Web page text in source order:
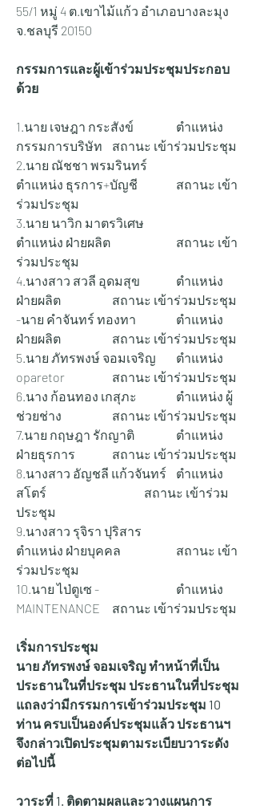
55/1 หมู่ 4 ต.เขาไม้แก้ว อำเภอบางละมุง
จ.ชลบุรี 20150
กรรมการและผู้เข้าร่วมประชุมประกอบ
ด้วย
1.นาย เจษฎา กระสังข์ 		ตำแหน่ง
กรรมการบริษัท 	สถานะ เข้าร่วมประชุม
2.นาย ณัชชา พรมรินทร์
ตำแหน่ง ธุรการ+บัญชี 		สถานะ เข้า
ร่วมประชุม
3.นาย นาวิก มาตรวิเศษ
ตำแหน่ง ฝ่ายผลิต 		สถานะ เข้า
ร่วมประชุม
4.นางสาว สวลี อุดมสุข 		ตำแหน่ง
ฝ่ายผลิต 		สถานะ เข้าร่วมประชุม
-นาย คำจันทร์ ทองทา 		ตำแหน่ง
ฝ่ายผลิต 		สถานะ เข้าร่วมประชุม
5.นาย ภัทรพงษ์ จอมเจริญ 	ตำแหน่ง
oparetor 		สถานะ เข้าร่วมประชุม
6.นาง ก้อนทอง เกสุภะ 		ตำแหน่ง ผู้
ช่วยช่าง 		สถานะ เข้าร่วมประชุม
7.นาย กฤษฎา รักญาติ 		ตำแหน่ง
ฝ่ายธุรการ 		สถานะ เข้าร่วมประชุม
8.นางสาว อัญชลี แก้วจันทร์ 	ตำแหน่ง
สโตร์ 			สถานะ เข้าร่วม
ประชุม
9.นางสาว รุจิรา ปุริสาร
ตำแหน่ง ฝ่ายบุคคล 		สถานะ เข้า
ร่วมประชุม
10.นาย ไป่ตูเซ - 			ตำแหน่ง
MAINTENANCE 	สถานะ เข้าร่วมประชุม
เริ่มการประชุม
นาย ภัทรพงษ์ จอมเจริญ ทำหน้าที่เป็น
ประธานในที่ประชุม ประธานในที่ประชุม
แถลงว่ามีกรรมการเข้าร่วมประชุม 10
ท่าน ครบเป็นองค์ประชุมแล้ว ประธานฯ
จึงกล่าวเปิดประชุมตามระเบียบวาระดัง
ต่อไปนี้
วาระที่ 1. ติดตามผลและวางแผนการ